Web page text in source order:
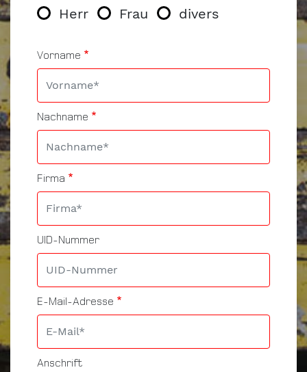
Geschlecht
Herr Frau divers
Vorname
Nachname
Firma
UID-Nummer
E-Mail-Adresse
Anschrift